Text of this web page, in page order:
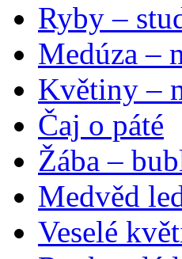
Ryby –
Medúza –
Květiny –
Čaj o páté
Žába –
Medvěd
Veselé